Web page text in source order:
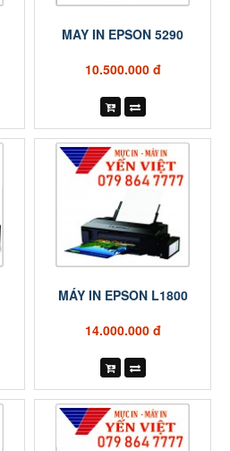
MAY IN EPSON 5290
10.500.000 đ
MÁY IN EPSON L1800
14.000.000 đ